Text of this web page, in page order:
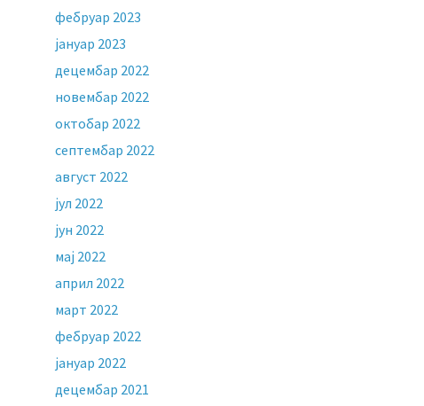
фебруар 2023
јануар 2023
децембар 2022
новембар 2022
октобар 2022
септембар 2022
август 2022
јул 2022
јун 2022
мај 2022
април 2022
март 2022
фебруар 2022
јануар 2022
децембар 2021